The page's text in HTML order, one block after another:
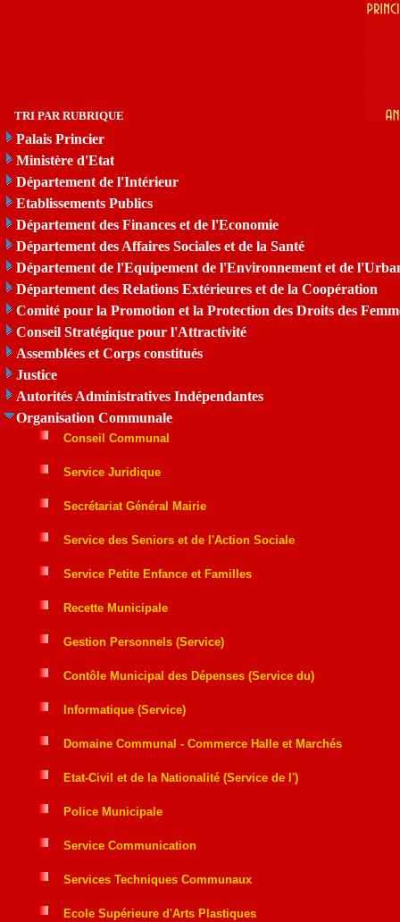
TRI PAR RUBRIQUE
Palais Princier
Ministère d'Etat
Département de l'Intérieur
Etablissements Publics
Département des Finances et de l'Economie
Département des Affaires Sociales et de la Santé
Département de l'Equipement de l'Environnement et de
Département des Relations Extérieures et de la Coopération
Comité pour la Promotion et la Protection des Droits des
Conseil Stratégique pour l'Attractivité
Assemblées et Corps constitués
Justice
Autorités Administratives Indépendantes
Organisation Communale
Conseil Communal
Service Juridique
Secrétariat Général Mairie
Service des Seniors et de l'Action Sociale
Service Petite Enfance et Familles
Recette Municipale
Gestion Personnels (Service)
Contôle Municipal des Dépenses (Service du)
Informatique (Service)
Domaine Communal - Commerce Halle et Marchés
Etat-Civil et de la Nationalité (Service de l')
Police Municipale
Service Communication
Services Techniques Communaux
Ecole Supérieure d'Arts Plastiques